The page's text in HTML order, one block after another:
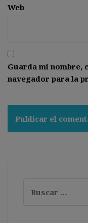
Web
Guarda mi nombre,
navegador para la